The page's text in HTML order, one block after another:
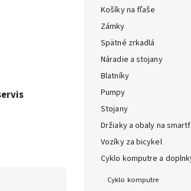
Košíky na fľaše
Zámky
Spätné zrkadlá
Náradie a stojany
Blatníky
Pumpy
Stojany
Držiaky a obaly na
Vozíky za bicykel
Cyklo komputre a
Cyklo komputre